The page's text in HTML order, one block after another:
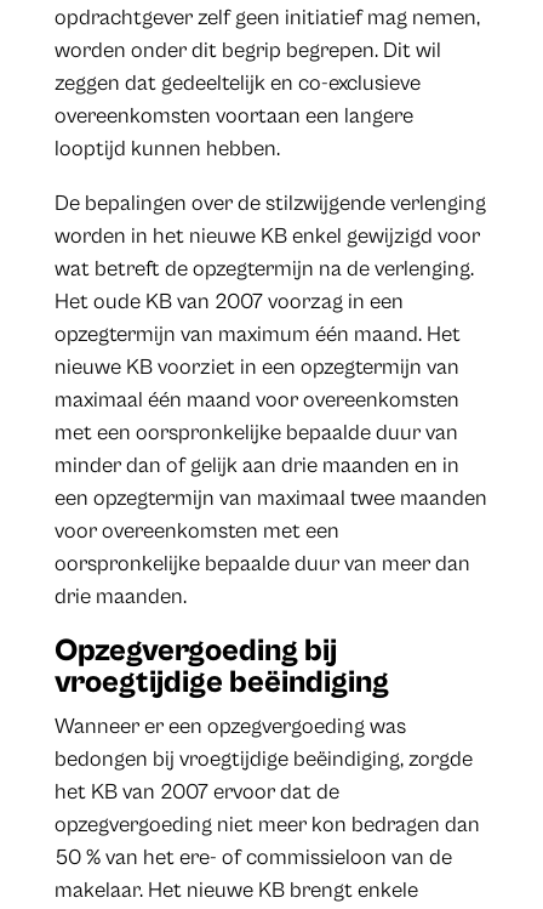
opdrachtgever zelf geen initiatief mag nemen,
worden onder dit begrip begrepen. Dit wil
zeggen dat gedeeltelijk en co-exclusieve
overeenkomsten voortaan een langere
looptijd kunnen hebben.
De bepalingen over de stilzwijgende verlenging
worden in het nieuwe KB enkel gewijzigd voor
wat betreft de opzegtermijn na de verlenging.
Het oude KB van 2007 voorzag in een
opzegtermijn van maximum één maand. Het
nieuwe KB voorziet in een opzegtermijn van
maximaal één maand voor overeenkomsten
met een oorspronkelijke bepaalde duur van
minder dan of gelijk aan drie maanden en in
een opzegtermijn van maximaal twee maanden
voor overeenkomsten met een
oorspronkelijke bepaalde duur van meer dan
drie maanden.
Opzegvergoeding bij
vroegtijdige beëindiging
Wanneer er een opzegvergoeding was
bedongen bij vroegtijdige beëindiging, zorgde
het KB van 2007 ervoor dat de
opzegvergoeding niet meer kon bedragen dan
50 % van het ere- of commissieloon van de
makelaar. Het nieuwe KB brengt enkele